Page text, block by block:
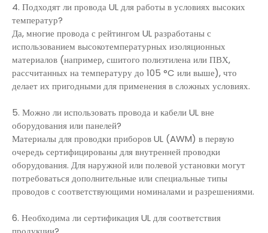
4. Подходят ли провода UL для работы в условиях высоких
температур?
Да, многие провода с рейтингом UL разработаны с
использованием высокотемпературных изоляционных
материалов (например, сшитого полиэтилена или ПВХ,
рассчитанных на температуру до 105 °C или выше), что
делает их пригодными для применения в сложных условиях.
5. Можно ли использовать провода и кабели UL вне
оборудования или панелей?
Материалы для проводки приборов UL (AWM) в первую
очередь сертифицированы для внутренней проводки
оборудования. Для наружной или полевой установки могут
потребоваться дополнительные или специальные типы
проводов с соответствующими номиналами и разрешениями.
6. Необходима ли сертификация UL для соответствия